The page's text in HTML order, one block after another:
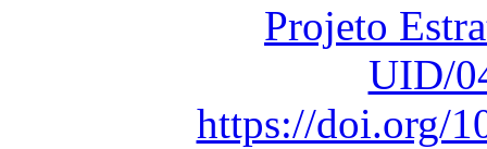
Projeto
UID/
https://doi.org/